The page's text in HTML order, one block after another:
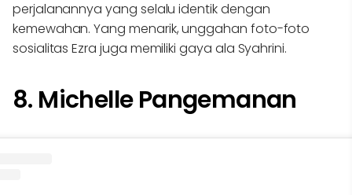
perjalanannya yang selalu identik dengan
kemewahan. Yang menarik, unggahan foto-foto
sosialitas Ezra juga memiliki gaya ala Syahrini.
8. Michelle Pangemanan